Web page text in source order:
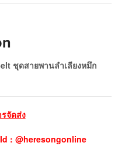
ชุดสายพานลำเลียงหมึก
จัดส่ง
: @heresongonline